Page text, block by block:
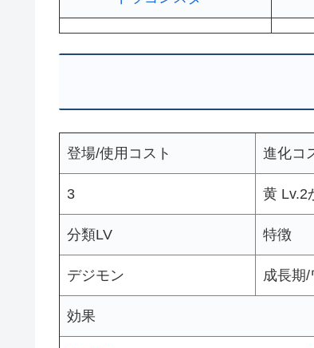
登場/使用コスト 進化コ
3 黄 Lv.2
分類LV 特徴
デジモン 成長期/
効果